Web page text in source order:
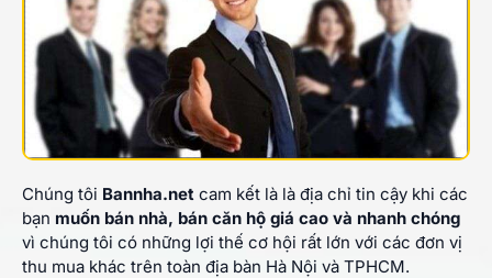
Chúng tôi Bannha.net cam kết là là địa chỉ tin cậy khi các
bạn muốn bán nhà, bán căn hộ giá cao và nhanh chóng
vì chúng tôi có những lợi thế cơ hội rất lớn với các đơn vị
thu mua khác trên toàn địa bàn Hà Nội và TPHCM.